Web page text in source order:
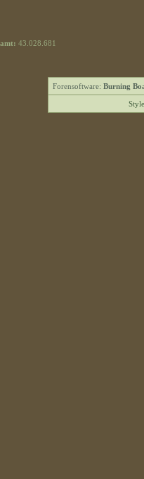
43.028.681
Forensoftware: Burning